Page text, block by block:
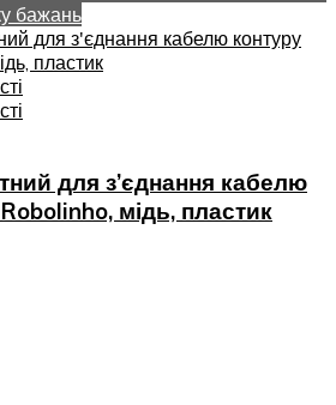
бажань
для з’єднання кабелю
мідь, пластик